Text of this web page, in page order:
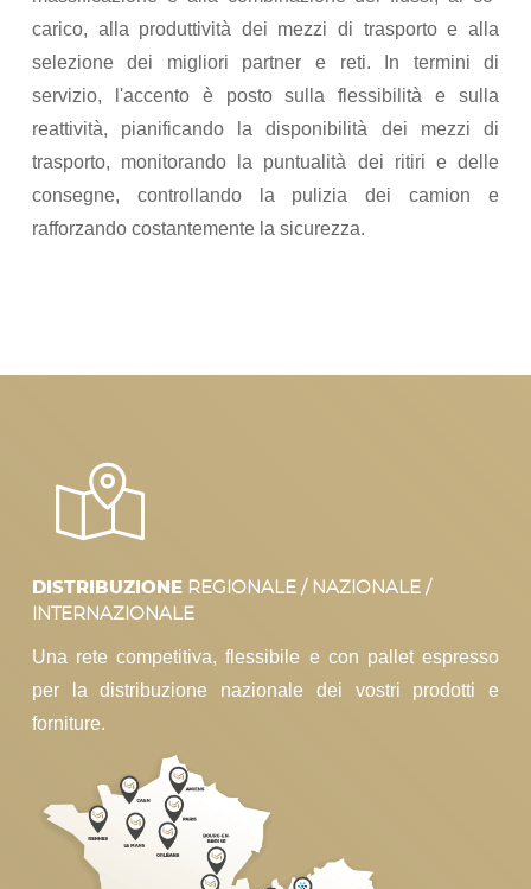
carico, alla produttività dei mezzi di trasporto e alla
selezione dei migliori partner e reti. In termini di
servizio, l'accento è posto sulla flessibilità e sulla
reattività, pianificando la disponibilità dei mezzi di
trasporto, monitorando la puntualità dei ritiri e delle
consegne, controllando la pulizia dei camion e
rafforzando costantemente la sicurezza.
DISTRIBUZIONE REGIONALE / NAZIONALE /
INTERNAZIONALE
Una rete competitiva, flessibile e con pallet espresso
per la distribuzione nazionale dei vostri prodotti e
forniture.